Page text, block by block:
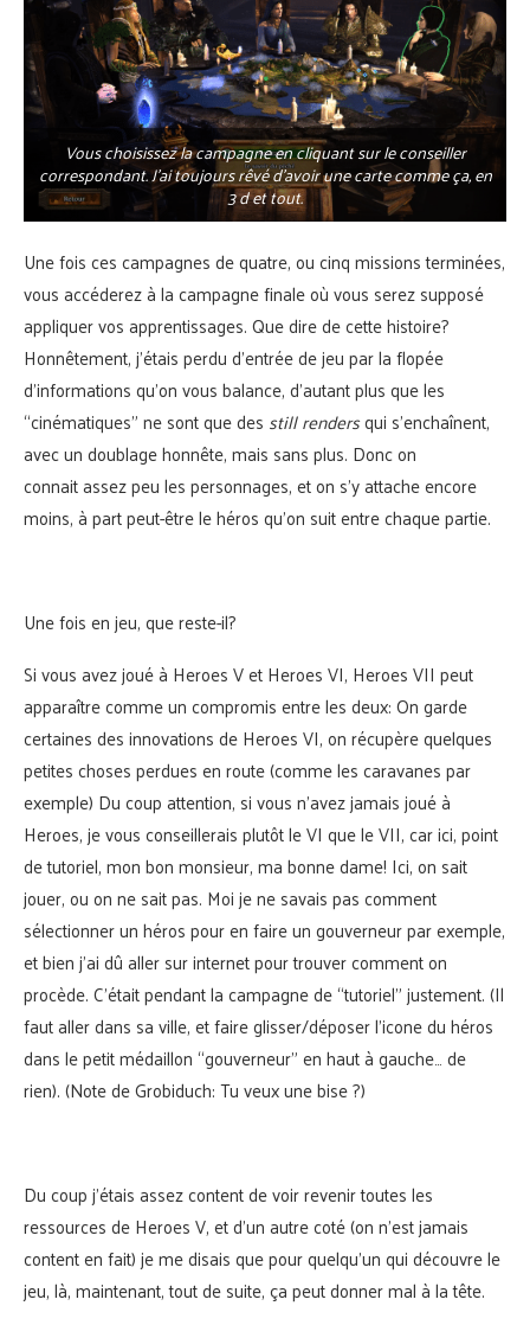
Vous choisissez la campagne en cliquant sur le conseiller
correspondant. J’ai toujours rêvé d’avoir une carte comme ça, en
3 d et tout.
Une fois ces campagnes de quatre, ou cinq missions terminées,
vous accéderez à la campagne finale où vous serez supposé
appliquer vos apprentissages. Que dire de cette histoire?
Honnêtement, j’étais perdu d’entrée de jeu par la flopée
d’informations qu’on vous balance, d’autant plus que les
“cinématiques” ne sont que des still rendersqui s’enchaînent,
avec un doublage honnête, mais sans plus. Donc on
connait assez peu les personnages, et on s’y attache encore
moins, à part peut-être le héros qu’on suit entre chaque partie.
Une fois en jeu, que reste-il?
Si vous avez joué à Heroes V et Heroes VI, Heroes VII peut
apparaître comme un compromis entre les deux: On garde
certaines des innovations de Heroes VI, on récupère quelques
petites choses perdues en route (comme les caravanes par
exemple) Du coup attention, si vous n’avez jamais joué à
Heroes, je vous conseillerais plutôt le VI que le VII, car ici, point
de tutoriel, mon bon monsieur, ma bonne dame! Ici, on sait
jouer, ou on ne sait pas. Moi je ne savais pas comment
sélectionner un héros pour en faire un gouverneur par exemple,
et bien j’ai dû aller sur internet pour trouver comment on
procède. C’était pendant la campagne de “tutoriel” justement. (Il
faut aller dans sa ville, et faire glisser/déposer l’icone du héros
dans le petit médaillon “gouverneur” en haut à gauche… de
rien). (Note de Grobiduch: Tu veux une bise ?)
Du coup j’étais assez content de voir revenir toutes les
ressources de Heroes V, et d’un autre coté (on n’est jamais
content en fait) je me disais que pour quelqu’un qui découvre le
jeu, là, maintenant, tout de suite, ça peut donner mal à la tête.